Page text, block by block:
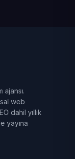
web
dahil yıllık
yayına